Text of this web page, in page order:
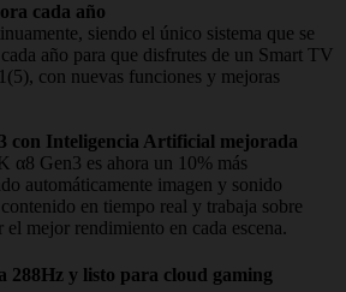
cada año
siendo el único sistema que se
año para que disfrutes de un Smart TV
con nuevas funciones y mejoras
con Inteligencia Artificial mejorada
α8 Gen3 es ahora un 10% más
automáticamente imagen y sonido
en tiempo real y trabaja sobre
el mejor rendimiento en cada escena.
288Hz y listo para cloud gaming